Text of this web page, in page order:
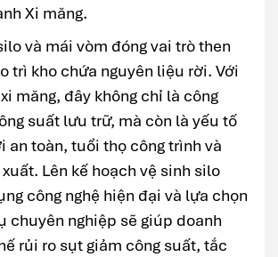
Xi măng.
và mái vòm đóng vai trò then
trì kho chứa nguyên liệu rời. Với
măng, đây không chỉ là công
suất lưu trữ, mà còn là yếu tố
an toàn, tuổi thọ công trình và
Lên kế hoạch vệ sinh silo
công nghệ hiện đại và lựa chọn
chuyên nghiệp sẽ giúp doanh
rủi ro sụt giảm công suất, tắc